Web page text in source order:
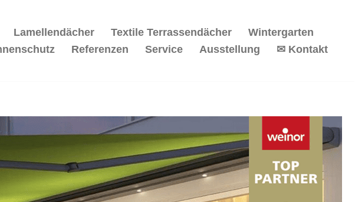
Lamellendächer Textile Terrassendächer
Wintergarten
Referenzen Service Ausstellung ✉ Kontakt